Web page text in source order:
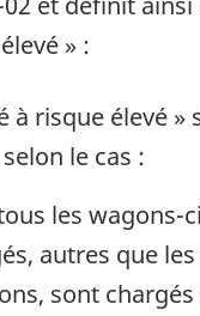
» :
à risque élevé »
le cas :
les wagons-
autres que
sont chargés